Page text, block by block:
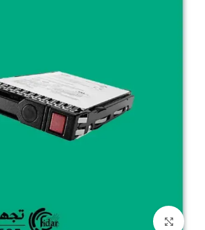
بزرگنمایی تصویر